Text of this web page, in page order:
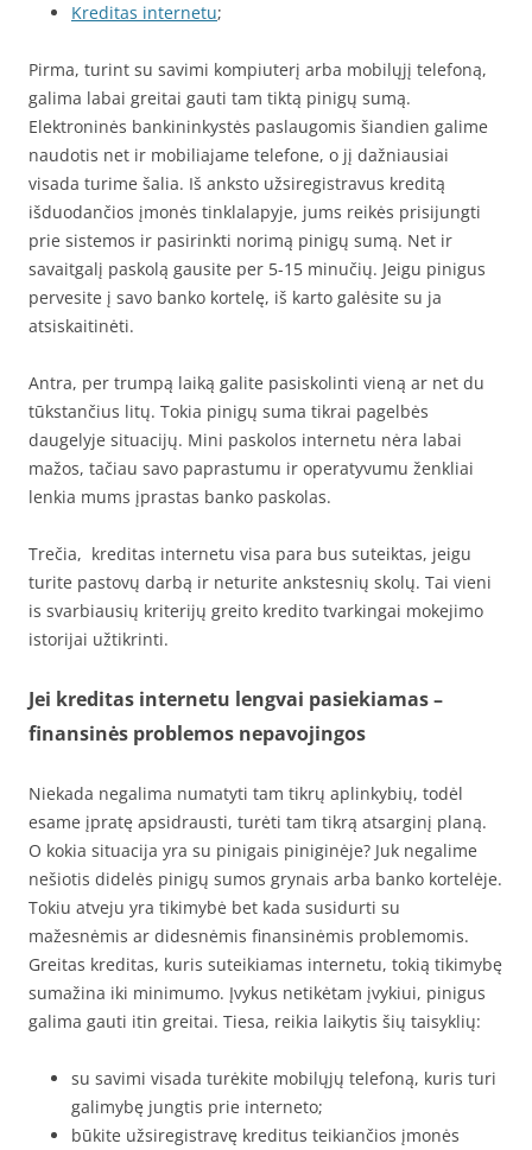
Kreditas internetu;
Pirma, turint su savimi kompiuterį arba mobilųjį telefoną,
galima labai greitai gauti tam tiktą pinigų sumą.
Elektroninės bankininkystės paslaugomis šiandien galime
naudotis net ir mobiliajame telefone, o jį dažniausiai
visada turime šalia. Iš anksto užsiregistravus kreditą
išduodančios įmonės tinklalapyje, jums reikės prisijungti
prie sistemos ir pasirinkti norimą pinigų sumą. Net ir
savaitgalį paskolą gausite per 5-15 minučių. Jeigu pinigus
pervesite į savo banko kortelę, iš karto galėsite su ja
atsiskaitinėti.
Antra, per trumpą laiką galite pasiskolinti vieną ar net du
tūkstančius litų. Tokia pinigų suma tikrai pagelbės
daugelyje situacijų. Mini paskolos internetu nėra labai
mažos, tačiau savo paprastumu ir operatyvumu ženkliai
lenkia mums įprastas banko paskolas.
Trečia, kreditas internetu visa para bus suteiktas, jeigu
turite pastovų darbą ir neturite ankstesnių skolų. Tai vieni
is svarbiausių kriterijų greito kredito tvarkingai mokejimo
istorijai užtikrinti.
Jei kreditas internetu lengvai pasiekiamas –
finansinės problemos nepavojingos
Niekada negalima numatyti tam tikrų aplinkybių, todėl
esame įpratę apsidrausti, turėti tam tikrą atsarginį planą.
O kokia situacija yra su pinigais piniginėje? Juk negalime
nešiotis didelės pinigų sumos grynais arba banko kortelėje.
Tokiu atveju yra tikimybė bet kada susidurti su
mažesnėmis ar didesnėmis finansinėmis problemomis.
Greitas kreditas, kuris suteikiamas internetu, tokią tikimybę
sumažina iki minimumo. Įvykus netikėtam įvykiui, pinigus
galima gauti itin greitai. Tiesa, reikia laikytis šių taisyklių:
su savimi visada turėkite mobilųjų telefoną, kuris turi
galimybę jungtis prie interneto;
būkite užsiregistravę kreditus teikiančios įmonės